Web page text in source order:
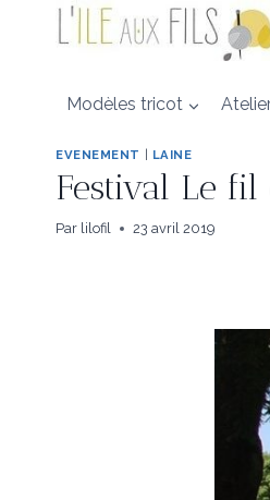
contenu
Modèles tricot
EVENEMENT LAINE
Festival Le fil
Par lilofil 23 avril 2019